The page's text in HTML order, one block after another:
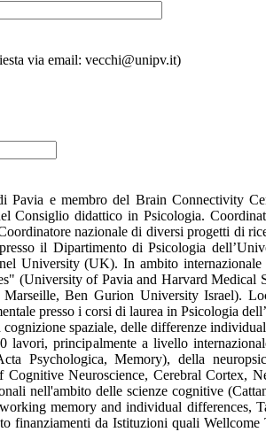
via email: vecchi@unipv.it)
Pavia e membro del Brain Connectivity
Consiglio didattico in Psicologia.
nazionale di diversi progetti di
il Dipartimento di Psicologia
University (UK). In ambito
(University of Pavia and Harvard
Ben Gurion University Israel).
presso i corsi di laurea in Psicologia
spaziale, delle differenze
principalmente a livello
Psychologica, Memory), della
Neuroscience, Cerebral Cortex,
nell'ambito delle scienze cognitive
memory and individual differences,
finanziamenti da Istituzioni quali